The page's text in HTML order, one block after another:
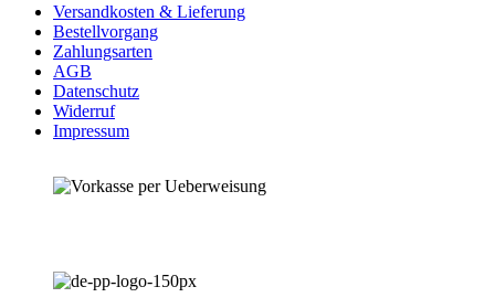
Versandkosten & Lieferung
Bestellvorgang
Zahlungsarten
AGB
Datenschutz
Widerruf
Impressum